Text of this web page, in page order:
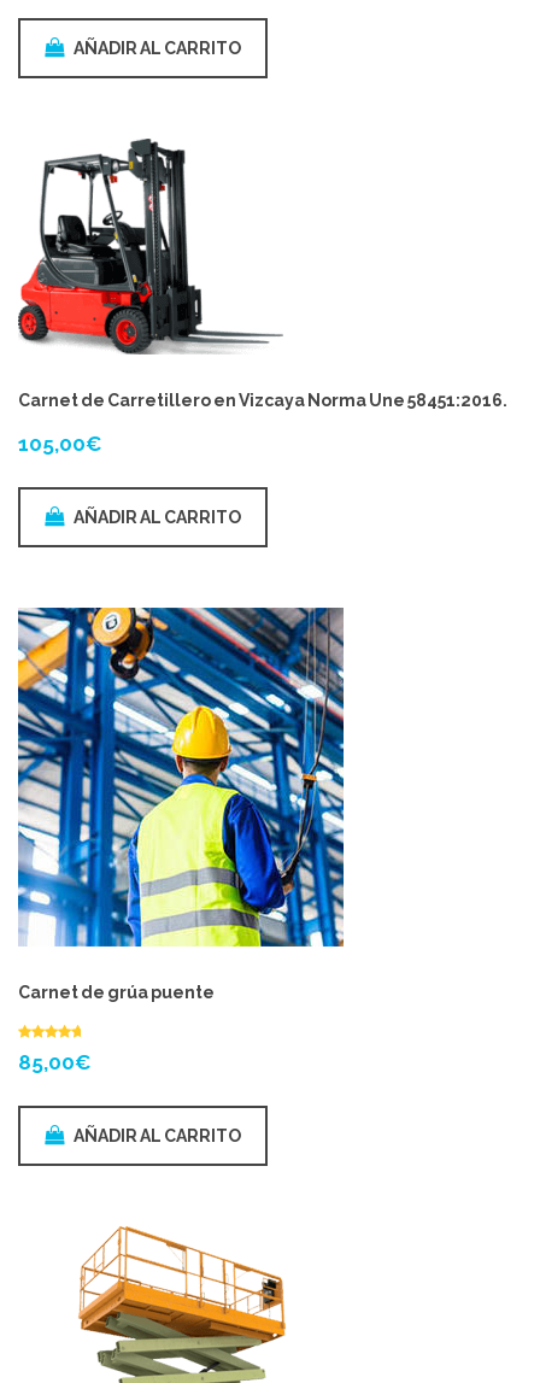
AÑADIR AL CARRITO
Carnet de Carretillero en Vizcaya Norma Une 58451:2016.
105,00€
AÑADIR AL CARRITO
Carnet de grúa puente
85,00€
AÑADIR AL CARRITO